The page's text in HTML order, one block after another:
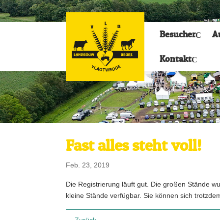
Besucher
Kontakt
Fast alles steht voll!
Feb. 23, 2019
Die Registrierung läuft gut. Die großen Stände
kleine Stände verfügbar. Sie können sich